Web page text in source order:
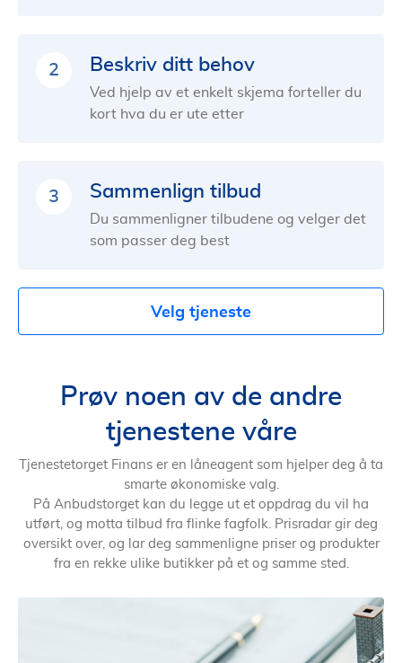
2 Beskriv ditt behov
Ved hjelp av et enkelt skjema forteller du
kort hva du er ute etter
3 Sammenlign tilbud
Du sammenligner tilbudene og velger det
som passer deg best
Velg tjeneste
Prøv noen av de andre
tjenestene våre
Tjenestetorget Finans er en låneagent som hjelper deg å ta
smarte økonomiske valg.
På Anbudstorget kan du legge ut et oppdrag du vil ha
utført, og motta tilbud fra flinke fagfolk. Prisradar gir deg
oversikt over, og lar deg sammenligne priser og produkter
fra en rekke ulike butikker på et og samme sted.